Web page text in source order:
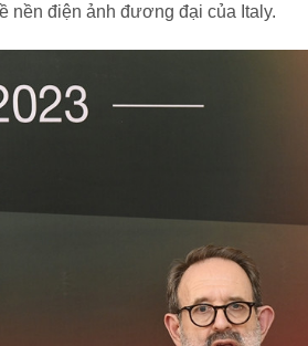
nền điện ảnh đương đại của Italy.